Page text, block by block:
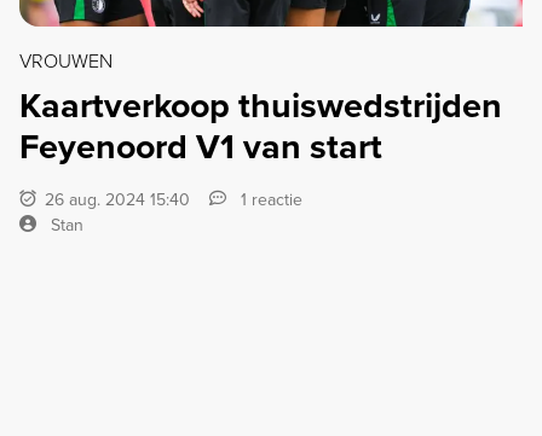
VROUWEN
Kaartverkoop thuiswedstrijden
Feyenoord V1 van start
26 aug. 2024 15:40
1 reactie
Stan